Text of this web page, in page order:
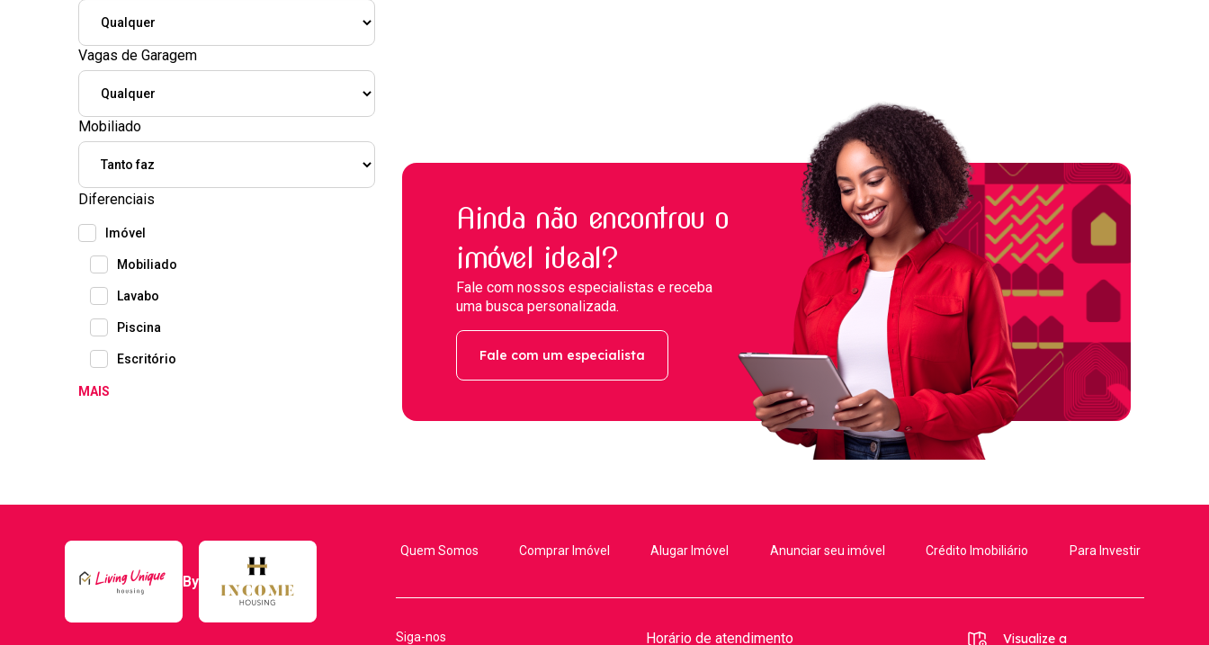
Vagas de Garagem
Mobiliado
Diferenciais
Imóvel
Mobiliado
Lavabo
Piscina
Escritório
MAIS
Ainda não encontrou o
imóvel ideal?
Fale com nossos especialistas e receba
uma busca personalizada.
Fale com um especialista
By
Quem Somos Comprar Imóvel Alugar Imóvel Anunciar seu imóvel Crédito Imobiliário Para Investir
Siga-nos Horário de atendimento Visualize a